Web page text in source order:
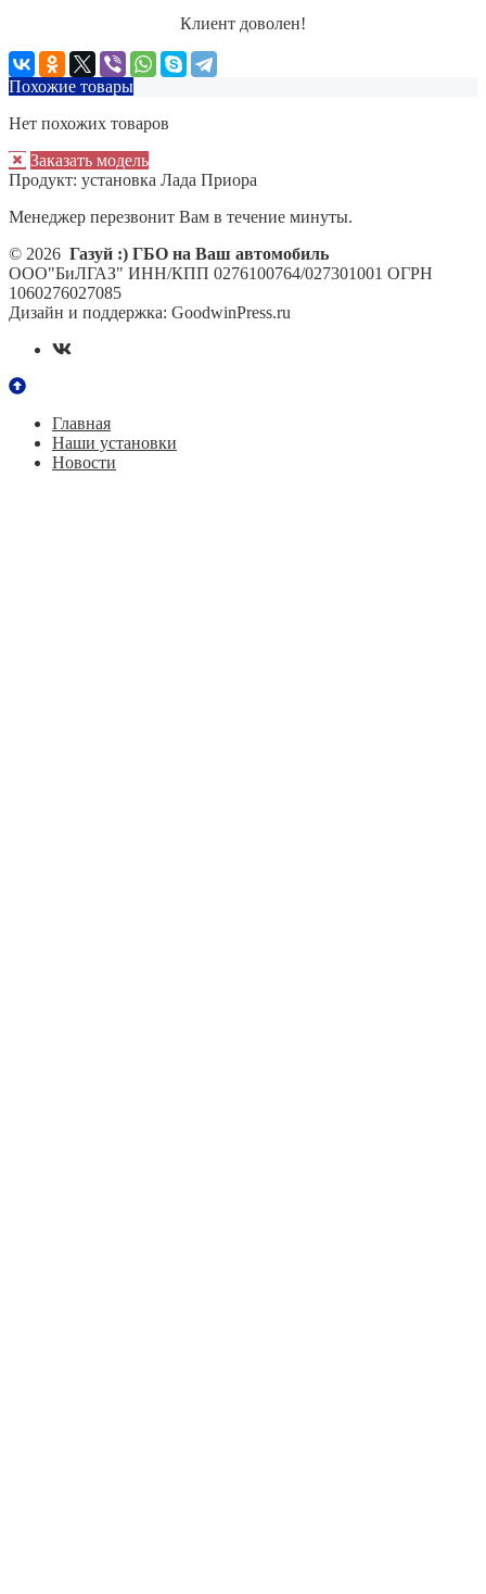
Клиент доволен!
Похожие товары
Нет похожих товаров
Заказать модель
Продукт: установка Лада Приора
Менеджер перезвонит Вам в течение минуты.
© 2026 Газуй :) ГБО на Ваш автомобиль
ООО"БиЛГАЗ" ИНН/КПП 0276100764/027301001 ОГРН
1060276027085
Дизайн и поддержка: GoodwinPress.ru
Главная
Наши установки
Новости